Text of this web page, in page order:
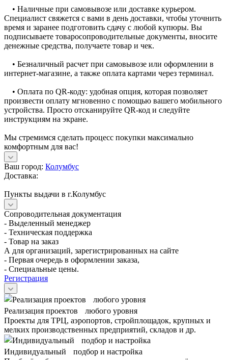
• Наличные при самовывозе или доставке курьером.
Специалист свяжется с вами в день доставки, чтобы уточнить
время и заранее подготовить сдачу с любой купюры. Вы
подписываете товаросопроводительные документы, вносите
денежные средства, получаете товар и чек.
• Безналичный расчет при самовывозе или оформлении в
интернет-магазине, а также оплата картами через терминал.
• Оплата по QR-коду: удобная опция, которая позволяет
произвести оплату мгновенно с помощью вашего мобильного
устройства. Просто отсканируйте QR-код и следуйте
инструкциям на экране.
Мы стремимся сделать процесс покупки максимально
комфортным для вас!
Ваш город: Колумбус
Доставка:
Пункты выдачи в г.Колумбус
Сопроводительная документация
- Выделенный менеджер
- Техническая поддержка
- Товар на заказ
А для организаций, зарегистрированных на сайте
- Первая очередь в оформлении заказа,
- Специальные цены.
Регистрация
Реализация проектов любого уровня
Проекты для ТРЦ, аэропортов, стройплощадок, крупных и
мелких производственных предприятий, складов и др.
Индивидуальный подбор и настройка